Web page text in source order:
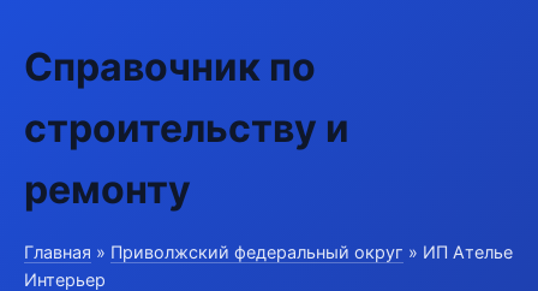
Справочник по
строительству и
ремонту
Главная » Приволжский федеральный округ » ИП Ателье
Интерьер